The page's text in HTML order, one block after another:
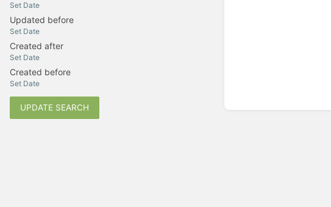
Set Date
Updated before
Set Date
Created after
Set Date
Created before
Set Date
UPDATE SEARCH